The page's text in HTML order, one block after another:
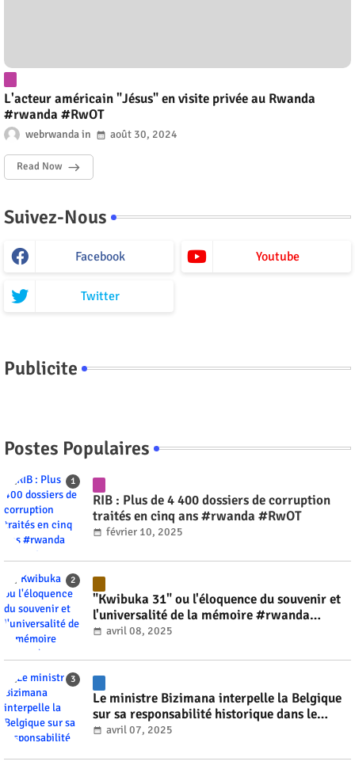
L'acteur américain "Jésus" en visite privée au Rwanda
#rwanda #RwOT
webrwanda août 30, 2024
Read Now
Suivez-Nous
Facebook Youtube
Twitter
Publicite
Postes Populaires
RIB : Plus de 4 400 dossiers de corruption
traités en cinq ans #rwanda #RwOT
février 10, 2025
"Kwibuka 31" ou l'éloquence du souvenir et
l'universalité de la mémoire #rwanda
#RwOT
avril 08, 2025
Le ministre Bizimana interpelle la Belgique
sur sa responsabilité historique dans le
génocide #rwanda #RwOT
avril 07, 2025